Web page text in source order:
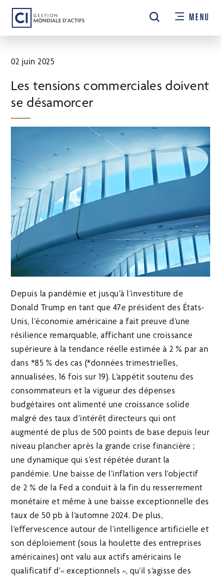
Passer
contenu
MENU
02 juin 2025
Les tensions commerciales doivent
se désamorcer
Depuis la pandémie et jusqu’à l’investiture de
Donald Trump en tant que 47e président des États-
Unis, l’économie américaine a fait preuve d’une
résilience remarquable, affichant une croissance
supérieure à la tendance réelle estimée à 2 % par an
dans *85 % des cas (*données trimestrielles,
annualisées, 16 fois sur 19). L’appétit soutenu des
consommateurs et la vigueur des dépenses
budgétaires ont alimenté une croissance solide
malgré des taux d’intérêt directeurs qui ont
augmenté de plus de 500 points de base depuis leur
niveau plancher après la grande crise financière ;
une dynamique qui s’est répétée durant la
pandémie. Une baisse de l’inflation vers l’objectif
de 2 % de la Fed a conduit à la fin du resserrement
monétaire et même à une baisse exceptionnelle des
taux de 50 pb à l’automne 2024. De plus,
l’effervescence autour de l’intelligence artificielle et
son déploiement (sous la houlette des entreprises
américaines) ont valu aux actifs américains le
qualificatif d’« exceptionnels », qu’il s’agisse des